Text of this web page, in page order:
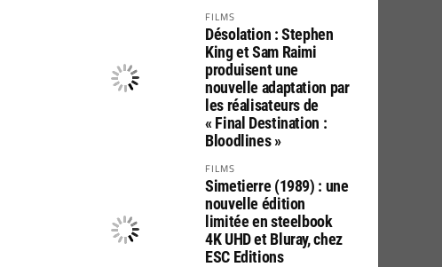
FILMS
Désolation : Stephen
King et Sam Raimi
produisent une
nouvelle adaptation par
les réalisateurs de
« Final Destination :
Bloodlines »
FILMS
Simetierre (1989) : une
nouvelle édition
limitée en steelbook
4K UHD et Bluray, chez
ESC Editions